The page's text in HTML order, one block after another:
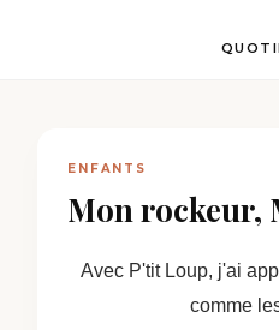
ENFANTS
Mon rockeur,
Avec P'tit Loup, j'ai
comme